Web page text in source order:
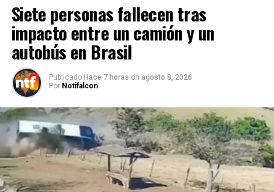
Siete personas fallecen tras
impacto entre un camión y un
autobús en Brasil
Publicado Hace 7 horas on agosto 8, 2026
Por Notifalcon